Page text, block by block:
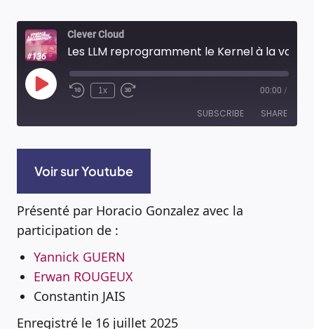
Clever Cloud
Play
Episode
1x 00:00 /
SUBSCRIBE SHARE
RSS FEED
SHARE
LINK
EMBED
Voir sur Youtube
Présenté par Horacio Gonzalez avec la
participation de :
Yannick GUERN
Erwan ROUGEUX
Constantin JAIS
Enregistré le 16 juillet 2025